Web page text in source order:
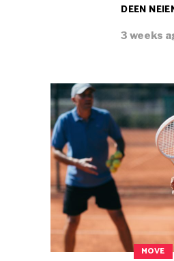
DEEN
3 weeks
MOVE